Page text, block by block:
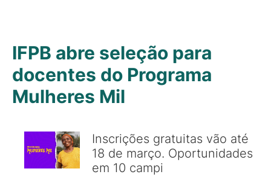
IFPB abre seleção para
docentes do Programa
Mulheres Mil
Inscrições gratuitas vão até
18 de março. Oportunidades
em 10 campi